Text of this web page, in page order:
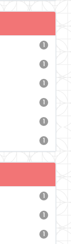
1
1
1
1
1
1
1
1
1